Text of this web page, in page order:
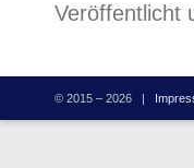
Veröffentlicht
© 2015 – 2026 |